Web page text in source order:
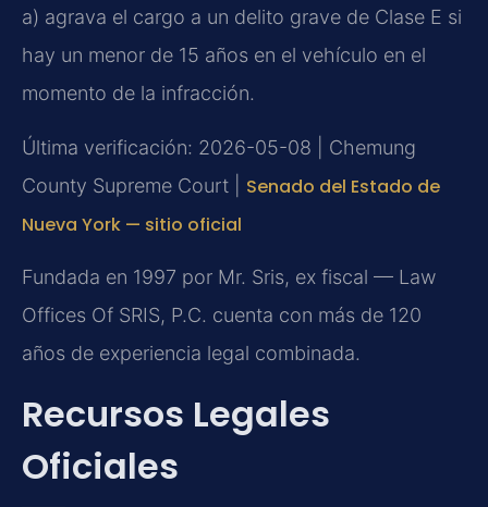
a) agrava el cargo a un delito grave de Clase E si
hay un menor de 15 años en el vehículo en el
momento de la infracción.
Última verificación: 2026-05-08 | Chemung
County Supreme Court | Senado del Estado de
Nueva York — sitio oficial
Fundada en 1997 por Mr. Sris, ex fiscal — Law
Offices Of SRIS, P.C. cuenta con más de 120
años de experiencia legal combinada.
Recursos Legales
Oficiales